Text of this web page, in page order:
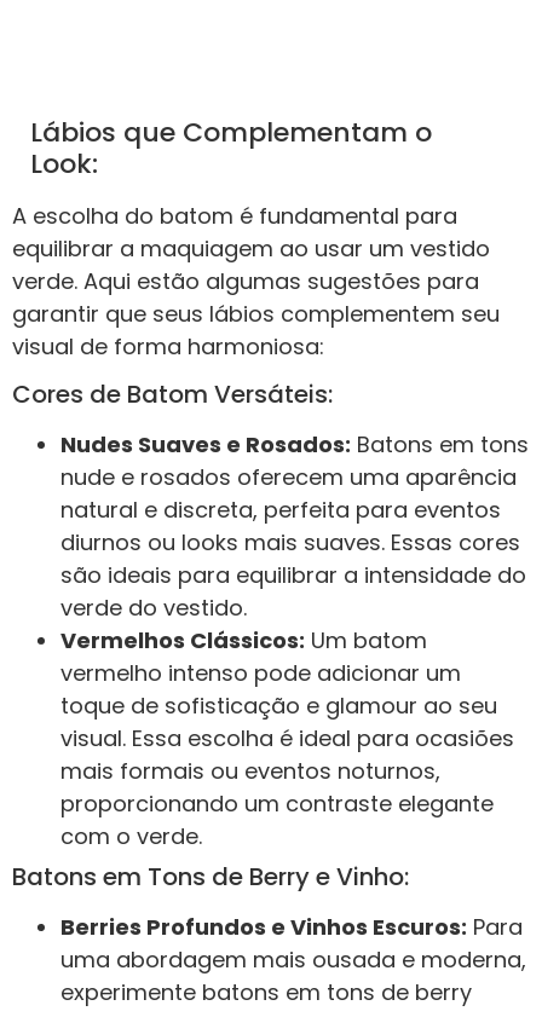
Lábios que Complementam o
Look:
A escolha do batom é fundamental para
equilibrar a maquiagem ao usar um vestido
verde. Aqui estão algumas sugestões para
garantir que seus lábios complementem seu
visual de forma harmoniosa:
Cores de Batom Versáteis:
Nudes Suaves e Rosados: Batons em tons
nude e rosados oferecem uma aparência
natural e discreta, perfeita para eventos
diurnos ou looks mais suaves. Essas cores
são ideais para equilibrar a intensidade do
verde do vestido.
Vermelhos Clássicos: Um batom
vermelho intenso pode adicionar um
toque de sofisticação e glamour ao seu
visual. Essa escolha é ideal para ocasiões
mais formais ou eventos noturnos,
proporcionando um contraste elegante
com o verde.
Batons em Tons de Berry e Vinho:
Berries Profundos e Vinhos Escuros: Para
uma abordagem mais ousada e moderna,
experimente batons em tons de berry